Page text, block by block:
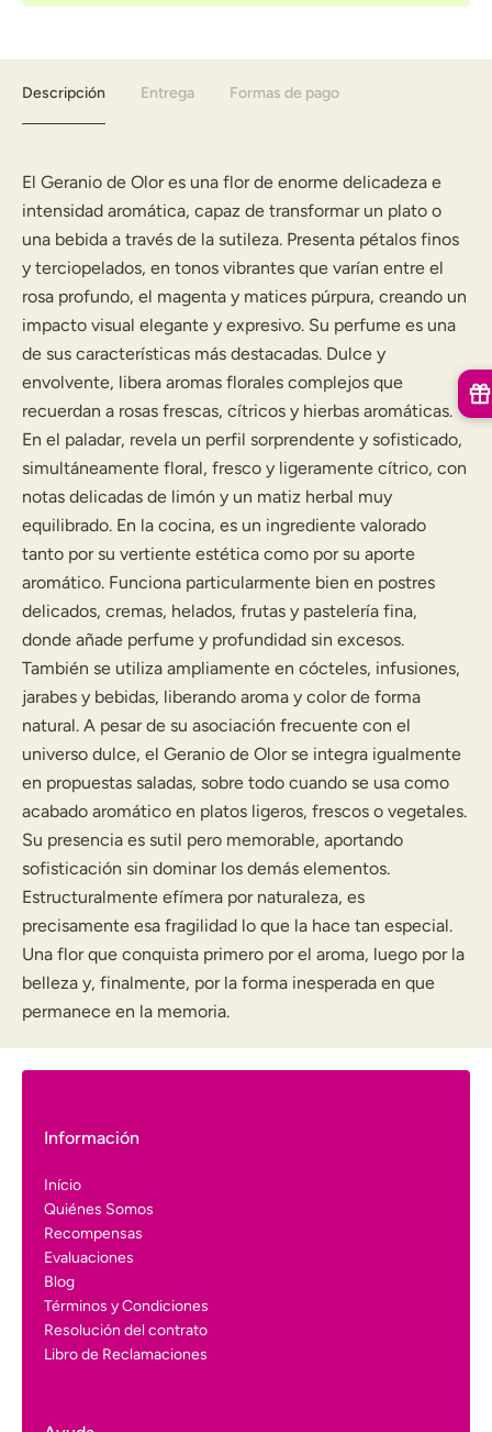
Descripción Entrega Formas de pago
El Geranio de Olor es una flor de enorme delicadeza e
intensidad aromática, capaz de transformar un plato o
una bebida a través de la sutileza. Presenta pétalos finos
y terciopelados, en tonos vibrantes que varían entre el
rosa profundo, el magenta y matices púrpura, creando un
impacto visual elegante y expresivo. Su perfume es una
de sus características más destacadas. Dulce y
envolvente, libera aromas florales complejos que
recuerdan a rosas frescas, cítricos y hierbas aromáticas.
En el paladar, revela un perfil sorprendente y sofisticado,
simultáneamente floral, fresco y ligeramente cítrico, con
notas delicadas de limón y un matiz herbal muy
equilibrado. En la cocina, es un ingrediente valorado
tanto por su vertiente estética como por su aporte
aromático. Funciona particularmente bien en postres
delicados, cremas, helados, frutas y pastelería fina,
donde añade perfume y profundidad sin excesos.
También se utiliza ampliamente en cócteles, infusiones,
jarabes y bebidas, liberando aroma y color de forma
natural. A pesar de su asociación frecuente con el
universo dulce, el Geranio de Olor se integra igualmente
en propuestas saladas, sobre todo cuando se usa como
acabado aromático en platos ligeros, frescos o vegetales.
Su presencia es sutil pero memorable, aportando
sofisticación sin dominar los demás elementos.
Estructuralmente efímera por naturaleza, es
precisamente esa fragilidad lo que la hace tan especial.
Una flor que conquista primero por el aroma, luego por la
belleza y, finalmente, por la forma inesperada en que
permanece en la memoria.
Información
Início
Quiénes Somos
Recompensas
Evaluaciones
Blog
Términos y Condiciones
Resolución del contrato
Libro de Reclamaciones